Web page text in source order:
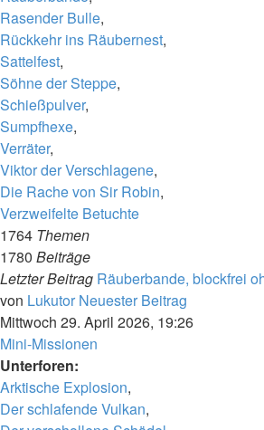
Rasender Bulle,
Rückkehr ins Räubernest,
Sattelfest,
Söhne der Steppe,
Schießpulver,
Sumpfhexe,
Verräter,
Viktor der Verschlagene,
Die Rache von Sir Robin,
Verzweifelte Betuchte
1764 Themen
1780 Beiträge
Letzter Beitrag Räuberbande, blockfrei
von Lukutor Neuester Beitrag
Mittwoch 29. April 2026, 19:26
Mini-Missionen
Unterforen:
Arktische Explosion,
Der schlafende Vulkan,